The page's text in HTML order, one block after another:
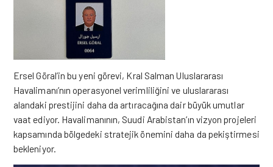
Ersel Göral’in bu yeni görevi, Kral Salman Uluslararası
Havalimanı’nın operasyonel verimliliğini ve uluslararası
alandaki prestijini daha da artıracağına dair büyük umutlar
vaat ediyor. Havalimanının, Suudi Arabistan’ın vizyon projeleri
kapsamında bölgedeki stratejik önemini daha da pekiştirmesi
bekleniyor.